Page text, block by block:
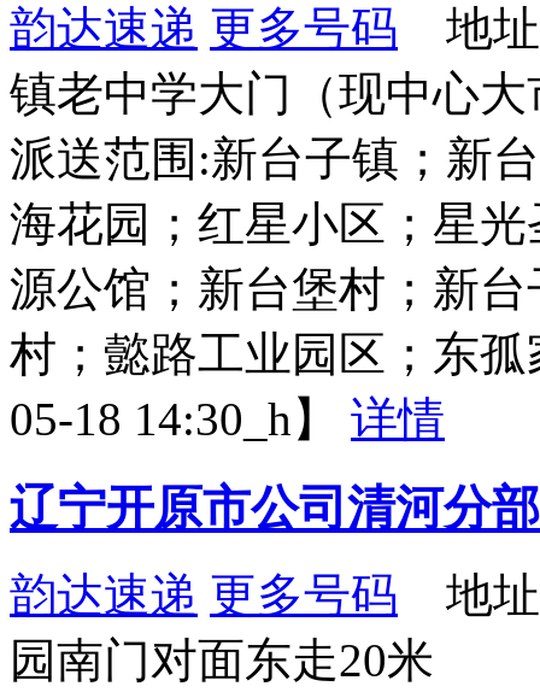
韵达速递 更多号码 地址
镇老中学大门（现中心
派送范围:新台子镇；新
海花园；红星小区；星
源公馆；新台堡村；新
村；懿路工业园区；东
05-18 14:30_h】 详情
辽宁开原市公司清河分部
韵达速递 更多号码 地址
园南门对面东走20米